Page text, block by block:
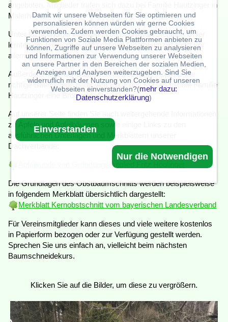
angeboten. Mitglieder trafen sich dazu bei Familie Hautzinger in
Maierhof.
Unter fachkundiger Anleitung von Baumwart Siegfried Öhler
lernten die Teilnehmer den richtigen Obstbaumzuschnitt vor
allem an älteren Bäumen.
Außerdem hatte der Baumwart interessante Tipps für die
richtige Baumpflege parat. Am Ende des Kurses tischte Familie
Hautzinger eine Brotzeit auf.
Auf unserer Seite finden Sie auch weitergehende Informationen
zu Äpfeln und Apfelbäumen sowie einige Links zu den
ausführlichen Unterlagen und Merkblättern unserer
Dachverbände:
Apfelkunde von Gründungsmitglied Fritz Höglinger
Die Grundlagen des Obstbaumschnitts werden beispielsweise
in folgendem Merkblatt übersichtlich dargestellt:
Merkblatt Kernobstschnitt vom bayerischen Landesverband
Für Vereinsmitglieder kann dieses und viele weitere kostenlos
in Papierform bezogen oder zur Verfügung gestellt werden.
Sprechen Sie uns einfach an, vielleicht beim nächsten
Baumschneidekurs.
Klicken Sie auf die Bilder, um diese zu vergrößern.
Damit wir unsere Webseiten für Sie optimieren und
personalisieren können würden wir gerne Cookies
verwenden. Zudem werden Cookies gebraucht, um
Funktionen von Soziale Media Plattformen anbieten zu
können, Zugriffe auf unsere Webseiten zu analysieren
und Informationen zur Verwendung unserer Webseiten
an unsere Partner in den Bereichen der sozialen Medien,
Anzeigen und Analysen weiterzugeben. Sind Sie
widerruflich mit der Nutzung von Cookies auf unseren
Webseiten einverstanden?(mehr dazu:
Datenschutzerklärung)
Einverstanden
Nur die Notwendigen